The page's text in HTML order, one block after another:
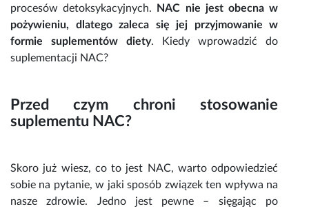
procesów detoksykacyjnych. NAC nie jest obecna w
pożywieniu, dlatego zaleca się jej przyjmowanie w
formie suplementów diety. Kiedy wprowadzić do
suplementacji NAC?
Przed czym chroni stosowanie
suplementu NAC?
Skoro już wiesz, co to jest NAC, warto odpowiedzieć
sobie na pytanie, w jaki sposób związek ten wpływa na
nasze zdrowie. Jedno jest pewne – sięgając po